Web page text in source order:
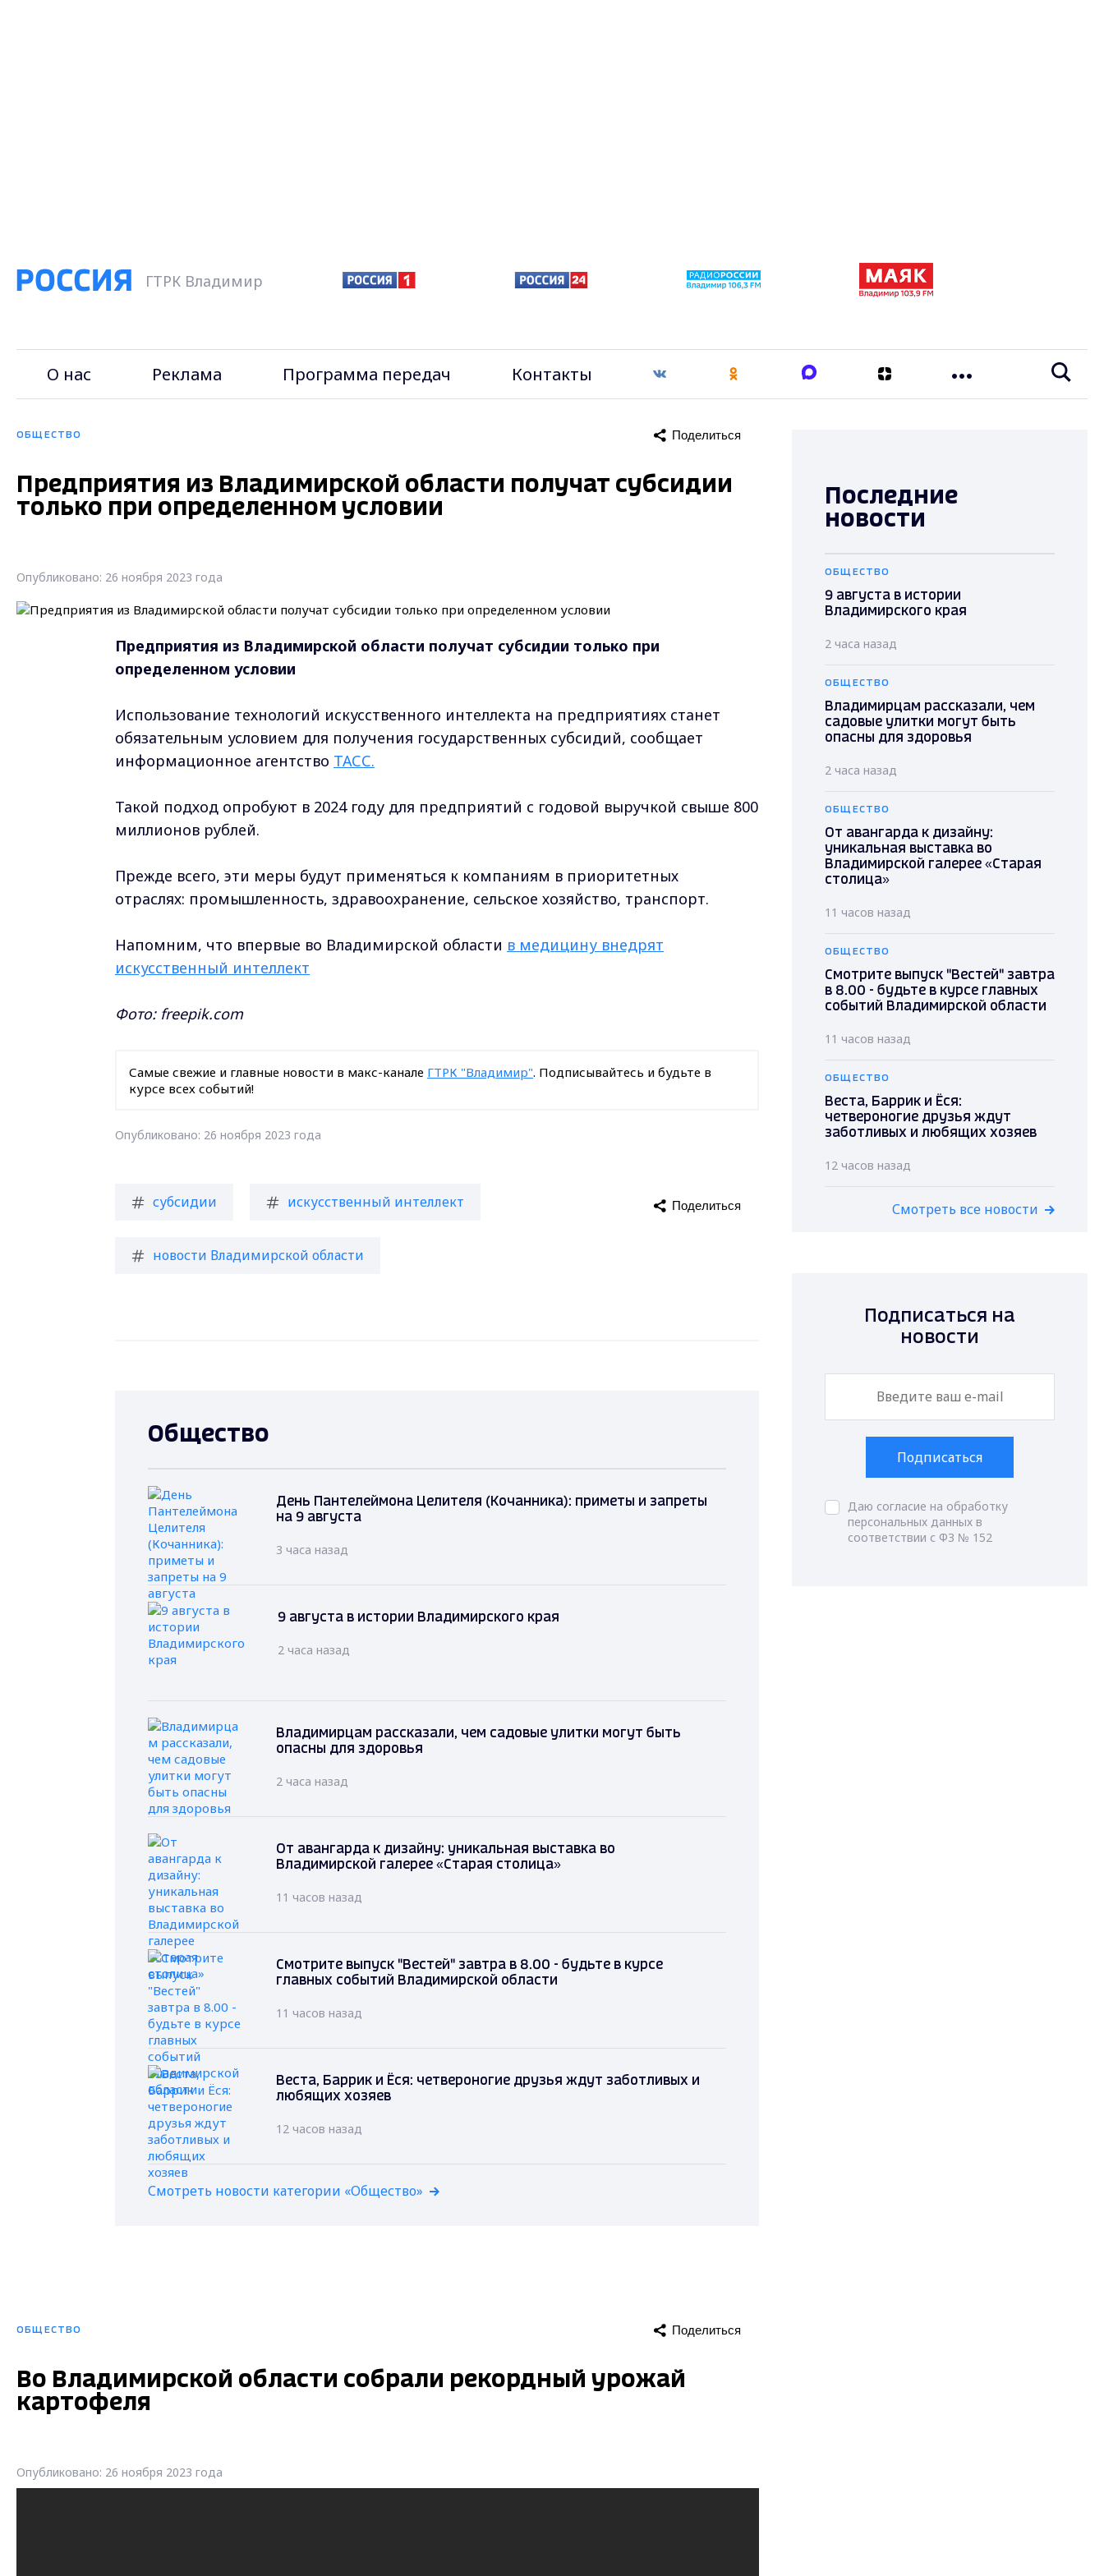
ГТРК Владимир
О нас Реклама Программа передач Контакты
ОБЩЕСТВО Поделиться
Предприятия из Владимирской области получат субсидии
только при определенном условии
Опубликовано: 26 ноября 2023 года
Предприятия из Владимирской области получат субсидии только при
определенном условии
Использование технологий искусственного интеллекта на предприятиях станет
обязательным условием для получения государственных субсидий, сообщает
информационное агентство ТАСС.
Такой подход опробуют в 2024 году для предприятий с годовой выручкой свыше 800
миллионов рублей.
Прежде всего, эти меры будут применяться к компаниям в приоритетных
отраслях: промышленность, здравоохранение, сельское хозяйство, транспорт.
Напомним, что впервые во Владимирской области в медицину внедрят
искусственный интеллект
Фото: freepik.com
Самые свежие и главные новости в макс-канале ГТРК "Владимир". Подписывайтесь и будьте в
курсе всех событий!
Опубликовано: 26 ноября 2023 года
субсидии искусственный интеллект
новости Владимирской области
Поделиться
Общество
День Пантелеймона Целителя (Кочанника): приметы и запреты
на 9 августа
3 часа назад
9 августа в истории Владимирского края
2 часа назад
Владимирцам рассказали, чем садовые улитки могут быть
опасны для здоровья
2 часа назад
От авангарда к дизайну: уникальная выставка во
Владимирской галерее «Старая столица»
11 часов назад
Смотрите выпуск "Вестей" завтра в 8.00 - будьте в курсе
главных событий Владимирской области
11 часов назад
Веста, Баррик и Ёся: четвероногие друзья ждут заботливых и
любящих хозяев
12 часов назад
Смотреть новости категории «Общество»
ОБЩЕСТВО Поделиться
Во Владимирской области собрали рекордный урожай
картофеля
Опубликовано: 26 ноября 2023 года
Последние
новости
ОБЩЕСТВО
9 августа в истории
Владимирского края
2 часа назад
ОБЩЕСТВО
Владимирцам рассказали, чем
садовые улитки могут быть
опасны для здоровья
2 часа назад
ОБЩЕСТВО
От авангарда к дизайну:
уникальная выставка во
Владимирской галерее «Старая
столица»
11 часов назад
ОБЩЕСТВО
Смотрите выпуск "Вестей" завтра
в 8.00 - будьте в курсе главных
событий Владимирской области
11 часов назад
ОБЩЕСТВО
Веста, Баррик и Ёся:
четвероногие друзья ждут
заботливых и любящих хозяев
12 часов назад
Смотреть все новости
Подписаться на
новости
Подписаться
Даю согласие на обработку
персональных данных в
соответствии с ФЗ № 152